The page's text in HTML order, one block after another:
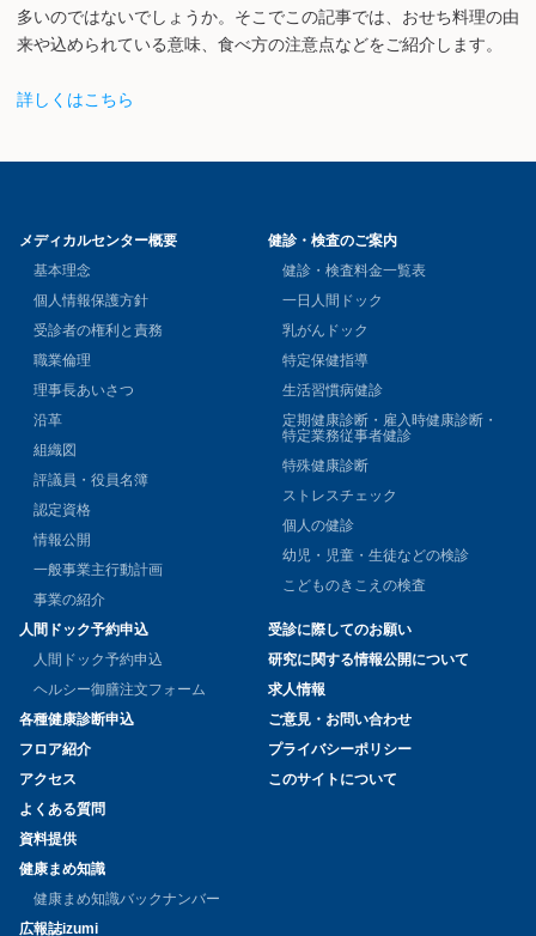
多いのではないでしょうか。そこでこの記事では、おせち料理の由
来や込められている意味、食べ方の注意点などをご紹介します。
詳しくはこちら
メディカルセンター概要
基本理念
個人情報保護方針
受診者の権利と責務
職業倫理
理事長あいさつ
沿革
組織図
評議員・役員名簿
認定資格
情報公開
一般事業主行動計画
事業の紹介
健診・検査のご案内
健診・検査料金一覧表
一日人間ドック
乳がんドック
特定保健指導
生活習慣病健診
定期健康診断・雇入時健康診断・
特定業務従事者健診
特殊健康診断
ストレスチェック
個人の健診
幼児・児童・生徒などの検診
こどものきこえの検査
人間ドック予約申込
人間ドック予約申込
ヘルシー御膳注文フォーム
各種健康診断申込
フロア紹介
アクセス
よくある質問
資料提供
健康まめ知識
健康まめ知識バックナンバー
広報誌izumi
受診に際してのお願い
研究に関する情報公開について
求人情報
ご意見・お問い合わせ
プライバシーポリシー
このサイトについて